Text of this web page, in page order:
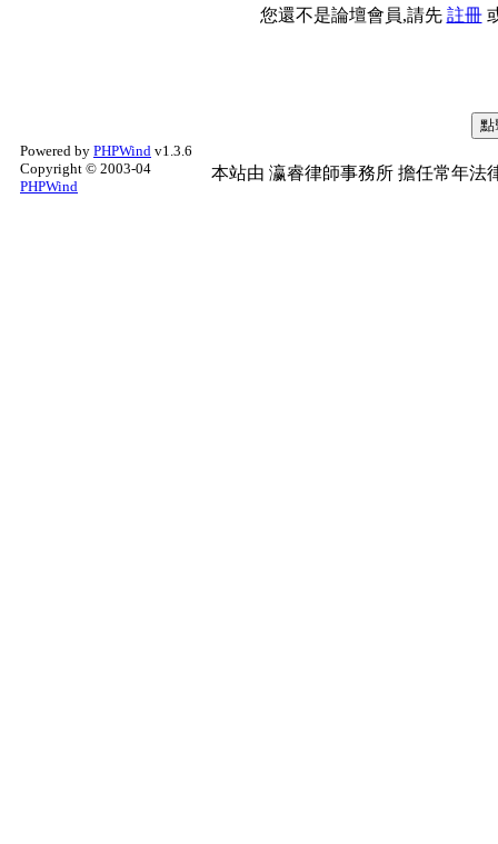
您還不是論壇會員,請先 註冊
Powered by PHPWind v1.3.6
Copyright © 2003-04
PHPWind
本站由 瀛睿律師事務所 擔任常年法